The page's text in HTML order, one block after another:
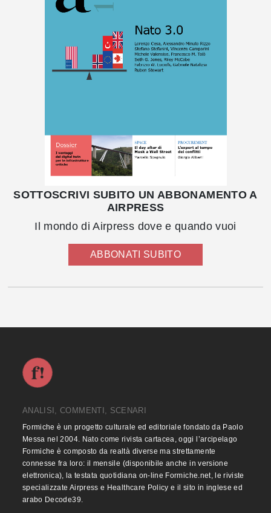
SOTTOSCRIVI SUBITO UN ABBONAMENTO A
AIRPRESS
Il mondo di Airpress dove e quando vuoi
ABBONATI SUBITO
ANALISI, COMMENTI, SCENARI
Formiche è un progetto culturale ed editoriale fondato da Paolo
Messa nel 2004. Nato come rivista cartacea, oggi l’arcipelago
Formiche è composto da realtà diverse ma strettamente
connesse fra loro: il mensile (disponibile anche in versione
elettronica), la testata quotidiana on-line Formiche.net, le riviste
specializzate Airpress e Healthcare Policy e il sito in inglese ed
arabo Decode39.